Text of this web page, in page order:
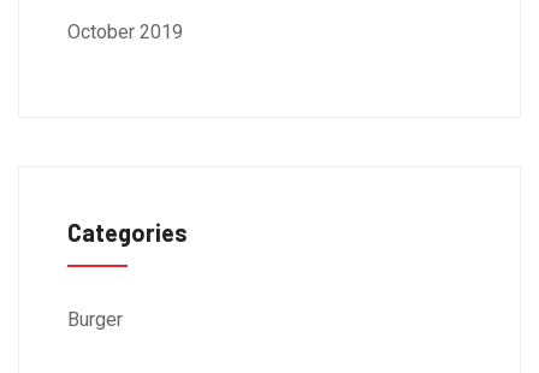
October 2019
Categories
Burger